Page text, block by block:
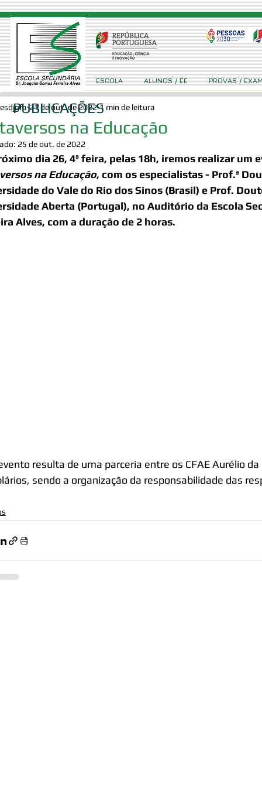
na Educação
esdjgfa 21 de out. de 2022 1 min de leitura
25 de out. de 2022
dia 26, 4ª feira, pelas 18h, iremos realizar um
na Educação, com os especialistas - Prof.ª
do Vale do Rio dos Sinos (Brasil) e Prof.
Aberta (Portugal), no Auditório da Escola
Alves, com a duração de 2 horas.
resulta de uma parceria entre os CFAE Aurélio da
sendo a organização da responsabilidade das
PUBLICAÇÕES
ESCOLA ALUNOS / EE PROVAS /